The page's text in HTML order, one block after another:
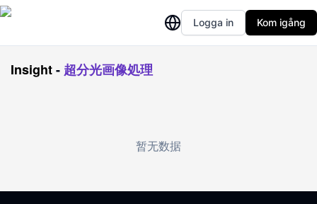
Logga in Kom igång
Insight- 超分光画像処理
暂无数据